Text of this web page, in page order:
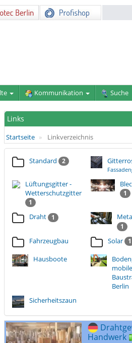
Kommunikation Suche
Links
Startseite Linkverzeichnis
Standard 2
Lüftungsgitter -
Wetterschutzgitter
1
1
Draht 1
1
Fahrzeugbau
Solar 1
Hausboote
mobile
Berlin
Sicherheitszaun
Handwerk